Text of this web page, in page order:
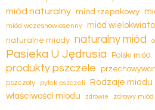
miód naturalny miód rzepakowy
miód wczesnowiosenny miód
naturalne miody naturalny miód
Pasieka U Jędrusia Polski miód
produkty pszczele
pszczoły pyłek pszczeli Rodzaje miodu
właściwości miodu zdrowie zdrowy miód